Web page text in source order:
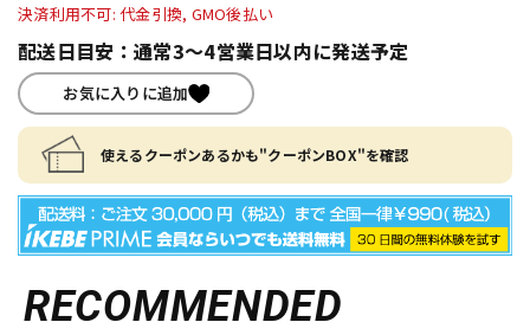
決済利用不可: 代金引換, GMO後払い
配送日目安：通常3～4営業日以内に発送予定
お気に入りに追加
使えるクーポンあるかも"クーポンBOX"を確認
RECOMMENDED